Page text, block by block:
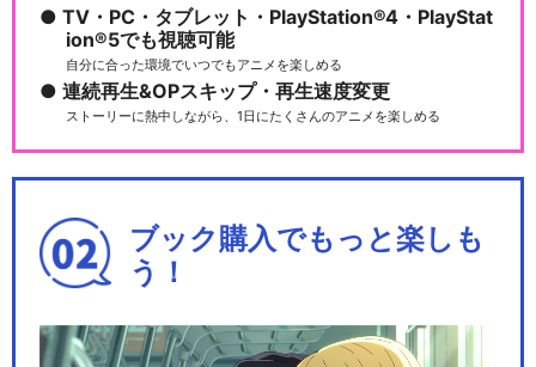
TV・PC・タブレット・PlayStation®4・PlayStat
ion®5でも視聴可能
自分に合った環境でいつでもアニメを楽しめる
連続再生&OPスキップ・再生速度変更
ストーリーに熱中しながら、1日にたくさんのアニメを楽しめる
ブック購入でもっと楽しも
う！